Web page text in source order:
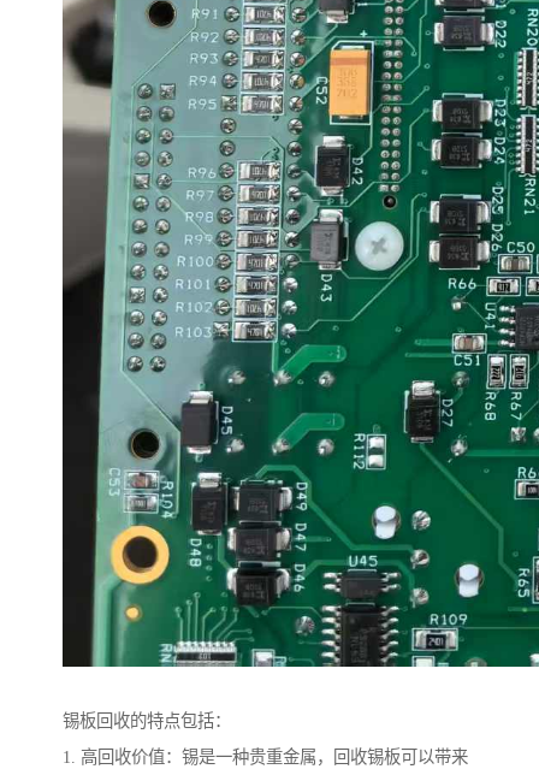
锡板回收的特点包括：
1. 高回收价值：锡是一种贵重金属，回收锡板可以带来